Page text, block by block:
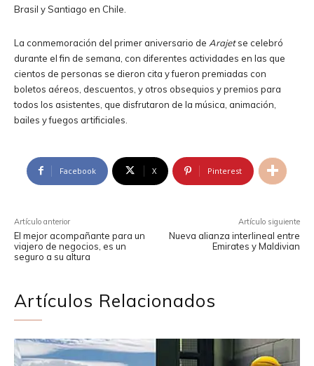
Brasil y Santiago en Chile.
La conmemoración del primer aniversario de Arajetse celebró
durante el fin de semana, con diferentes actividades en las que
cientos de personas se dieron cita y fueron premiadas con
boletos aéreos, descuentos, y otros obsequios y premios para
todos los asistentes, que disfrutaron de la música, animación,
bailes y fuegos artificiales.
Facebook X Pinterest
Artículo anterior
El mejor acompañante para un
viajero de negocios, es un
seguro a su altura
Artículo siguiente
Nueva alianza interlineal entre
Emirates y Maldivian
Artículos Relacionados